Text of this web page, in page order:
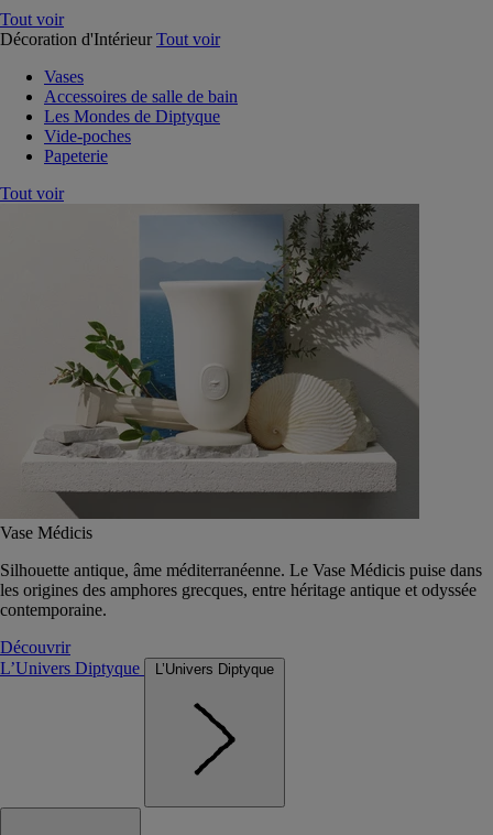
Tout voir
Décoration d'Intérieur Tout voir
Vases
Accessoires de salle de bain
Les Mondes de Diptyque
Vide-poches
Papeterie
Tout voir
Vase Médicis
Silhouette antique, âme méditerranéenne. Le Vase Médicis puise dans
les origines des amphores grecques, entre héritage antique et odyssée
contemporaine.
Découvrir
L’Univers Diptyque
L’Univers Diptyque